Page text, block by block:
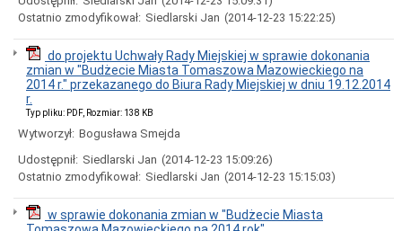
Ogłoszenia
obwieszczenia
2026
obwieszczenia
2025
roku
Ostatnio zmodyfikował: Siedlarski Jan (2014-12-23 15:22:25)
do projektu Uchwały Rady Miejskiej w sprawie dokonania
zmian w "Budżecie Miasta Tomaszowa Mazowieckiego na
2014 r." przekazanego do Biura Rady Miejskiej w dniu 19.12.2014
r.
Typ pliku: PDF, Rozmiar: 138 KB
Wytworzył: Bogusława Smejda
Udostępnił: Siedlarski Jan (2014-12-23 15:09:26)
Ostatnio zmodyfikował: Siedlarski Jan (2014-12-23 15:15:03)
w sprawie dokonania zmian w "Budżecie Miasta